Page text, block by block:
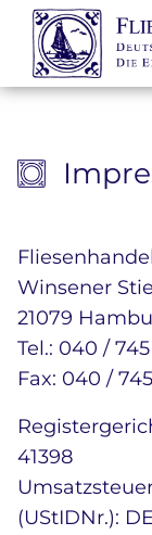
Zum Inhalt
Winsener
21079
Tel.: 040 /
Fax: 040 /
41398
(UStIDNr.):